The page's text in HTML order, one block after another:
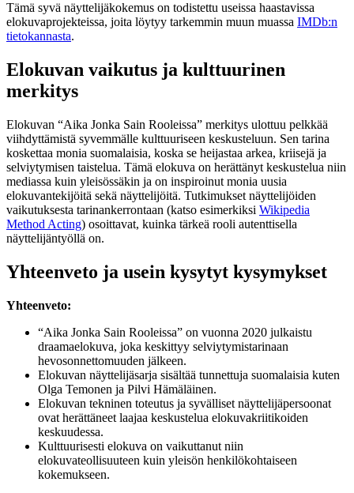
Tämä syvä näyttelijäkokemus on todistettu useissa haastavissa
elokuvaprojekteissa, joita löytyy tarkemmin muun muassa IMDb:n
tietokannasta.
Elokuvan vaikutus ja kulttuurinen
merkitys
Elokuvan “Aika Jonka Sain Rooleissa” merkitys ulottuu pelkkää
viihdyttämistä syvemmälle kulttuuriseen keskusteluun. Sen tarina
koskettaa monia suomalaisia, koska se heijastaa arkea, kriisejä ja
selviytymisen taistelua. Tämä elokuva on herättänyt keskustelua niin
mediassa kuin yleisössäkin ja on inspiroinut monia uusia
elokuvantekijöitä sekä näyttelijöitä. Tutkimukset näyttelijöiden
vaikutuksesta tarinankerrontaan (katso esimerkiksi Wikipedia
Method Acting) osoittavat, kuinka tärkeä rooli autenttisella
näyttelijäntyöllä on.
Yhteenveto ja usein kysytyt kysymykset
Yhteenveto:
“Aika Jonka Sain Rooleissa” on vuonna 2020 julkaistu
draamaelokuva, joka keskittyy selviytymistarinaan
hevosonnettomuuden jälkeen.
Elokuvan näyttelijäsarja sisältää tunnettuja suomalaisia kuten
Olga Temonen ja Pilvi Hämäläinen.
Elokuvan tekninen toteutus ja syvälliset näyttelijäpersoonat
ovat herättäneet laajaa keskustelua elokuvakriitikoiden
keskuudessa.
Kulttuurisesti elokuva on vaikuttanut niin
elokuvateollisuuteen kuin yleisön henkilökohtaiseen
kokemukseen.